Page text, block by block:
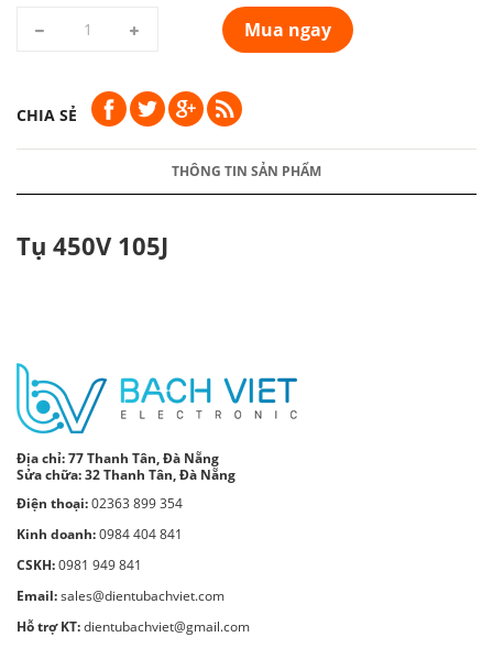
Mua ngay
CHIA SẺ
THÔNG TIN SẢN PHẨM
Tụ 450V 105J
Địa chỉ:77 Thanh Tân, Đà Nẵng
Sửa chữa: 32 Thanh Tân, Đà Nẵng
Điện thoại:02363 899 354
Kinh doanh:0984 404 841
CSKH:0981 949 841
Email:sales@dientubachviet.com
Hỗ trợ KT:dientubachviet@gmail.com